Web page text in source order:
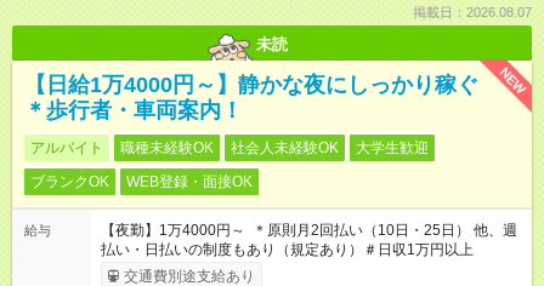
掲載日：2026.08.07
未読
NEW
【日給1万4000円～】静かな夜にしっかり稼ぐ
＊歩行者・車両案内！
アルバイト 職種未経験OK 社会人未経験OK
大学生歓迎
ブランクOK
WEB登録・面接OK
給与
【夜勤】1万4000円～ ＊原則月2回払い（10日・25日） 他、週
払い・日払いの制度もあり（規定あり）＃日収1万円以上
交通費別途支給あり